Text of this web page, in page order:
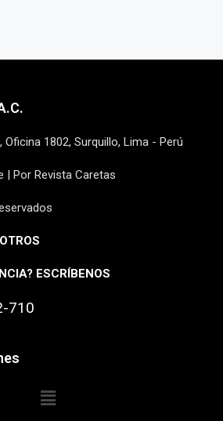
Oficina 1802, Surquillo, Lima - Perú
| Por Revista Caretas
ESCRÍBENOS
710